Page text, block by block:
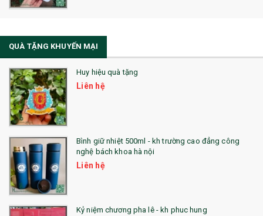
La Fonte
QUÀ TẶNG KHUYẾN MẠI
Huy hiệu quà tặng
Liên hệ
Bình giữ nhiệt 500ml - kh trường cao đẳng công
nghệ bách khoa hà nội
Liên hệ
Kỷ niệm chương pha lê - kh phuc hung